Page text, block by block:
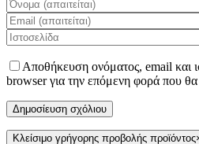
Αποθήκευση ονόματος, email και
browser για την επόμενη φορά που
Κλείσιμο γρήγορης προβολής προϊόντος